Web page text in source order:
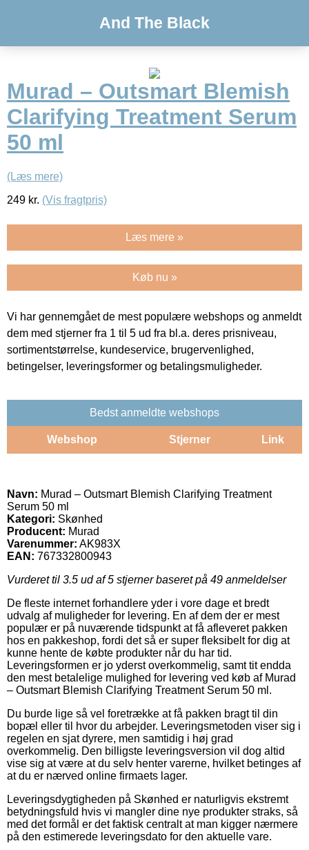
And The Black
Murad – Outsmart Blemish
Clarifying Treatment Serum
50 ml
(Læs mere)
249 kr. (Vis fragtpris)
Læs mere »
Køb nu »
Vi har gennemgået de mest populære webshops og anmeldt
dem med stjerner fra 1 til 5 ud fra bl.a. deres prisniveau,
sortimentstørrelse, kundeservice, brugervenlighed,
betingelser, leveringsformer og betalingsmuligheder.
Bedst anmeldte webshops
Webshop Stjerner Link
Navn: Murad – Outsmart Blemish Clarifying Treatment
Serum 50 ml
Kategori: Skønhed
Producent: Murad
Varenummer: AK983X
EAN: 767332800943
Vurderet til 3.5 ud af 5 stjerner baseret på 49 anmeldelser
De fleste internet forhandlere yder i vore dage et bredt
udvalg af muligheder for levering. En af dem der er mest
populær er på nuværende tidspunkt at få afleveret pakken
hos en pakkeshop, fordi det så er super fleksibelt for dig at
kunne hente de købte produkter når du har tid.
Leveringsformen er jo yderst overkommelig, samt tit endda
den mest betalelige mulighed for levering ved køb af Murad
– Outsmart Blemish Clarifying Treatment Serum 50 ml.
Du burde lige så vel foretrække at få pakken bragt til din
bopæl eller til hvor du arbejder. Leveringsmetoden viser sig i
regelen en sjat dyrere, men samtidig i høj grad
overkommelig. Den billigste leveringsversion vil dog altid
vise sig at være at du selv henter varerne, hvilket betinges af
at du er nærved online firmaets lager.
Leveringsdygtigheden på Skønhed er naturligvis ekstremt
betydningsfuld hvis vi mangler dine nye produkter straks, så
med det formål er det faktisk centralt at man kigger nærmere
på den estimerede leveringsdato for den aktuelle vare.